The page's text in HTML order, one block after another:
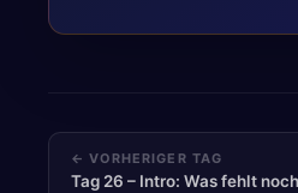
← VORHERIGER TAG
Tag 26 – Intro: Was fehlt